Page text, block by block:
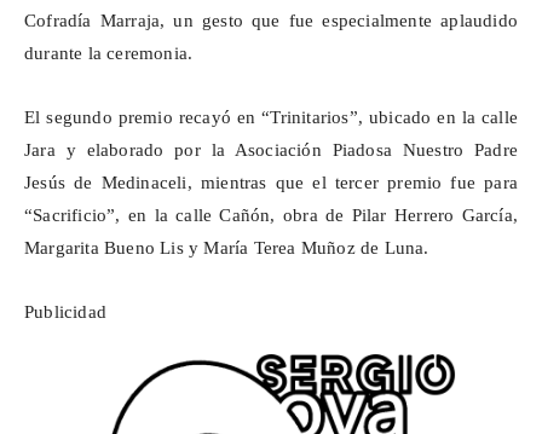
Cofradía Marraja, un gesto que fue especialmente aplaudido
durante la ceremonia.
El segundo premio recayó en “Trinitarios”, ubicado en la calle
Jara y elaborado por la Asociación Piadosa Nuestro Padre
Jesús de Medinaceli, mientras que el tercer premio fue para
“Sacrificio”, en la calle Cañón, obra de Pilar Herrero García,
Margarita Bueno Lis y María Terea Muñoz de Luna.
Publicidad